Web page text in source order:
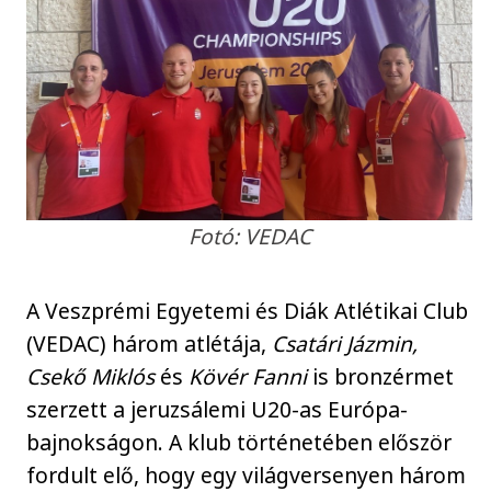
Fotó: VEDAC
A Veszprémi Egyetemi és Diák Atlétikai Club
(VEDAC) három atlétája, Csatári Jázmin,
Csekő Miklósés Kövér Fanniis bronzérmet
szerzett a jeruzsálemi U20-as Európa-
bajnokságon. A klub történetében először
fordult elő, hogy egy világversenyen három